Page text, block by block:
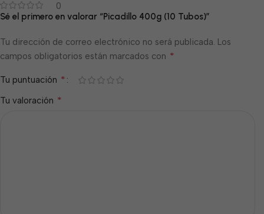
0
Sé el primero en valorar “Picadillo 400g (10 Tubos)”
Tu dirección de correo electrónico no será publicada. Los
campos obligatorios están marcados con *
Tu puntuación *
Tu valoración *